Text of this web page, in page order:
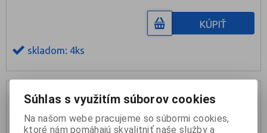
KÚPIŤ
skladom: 4ks
Súhlas s využitím súborov cookies
Na našom webe pracujeme so súbormi cookies,
ktoré nám pomáhajú skvalitniť naše služby a